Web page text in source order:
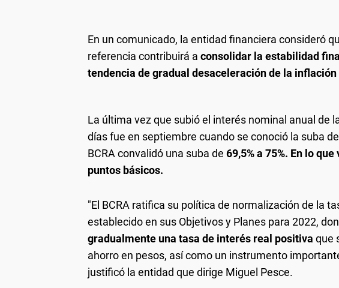
En un comunicado, la entidad financiera consideró
referencia contribuirá a consolidar la estabilidad
tendencia de gradual desaceleración de la inflación
La última vez que subió el interés nominal anual de
días fue en septiembre cuando se conoció la suba
BCRA convalidó una suba de 69,5% a 75%. En lo
puntos básicos.
"El BCRA ratifica su política de normalización de la
establecido en sus Objetivos y Planes para 2022,
gradualmente una tasa de interés real positiva que
ahorro en pesos, así como un instrumento
justificó la entidad que dirige Miguel Pesce.